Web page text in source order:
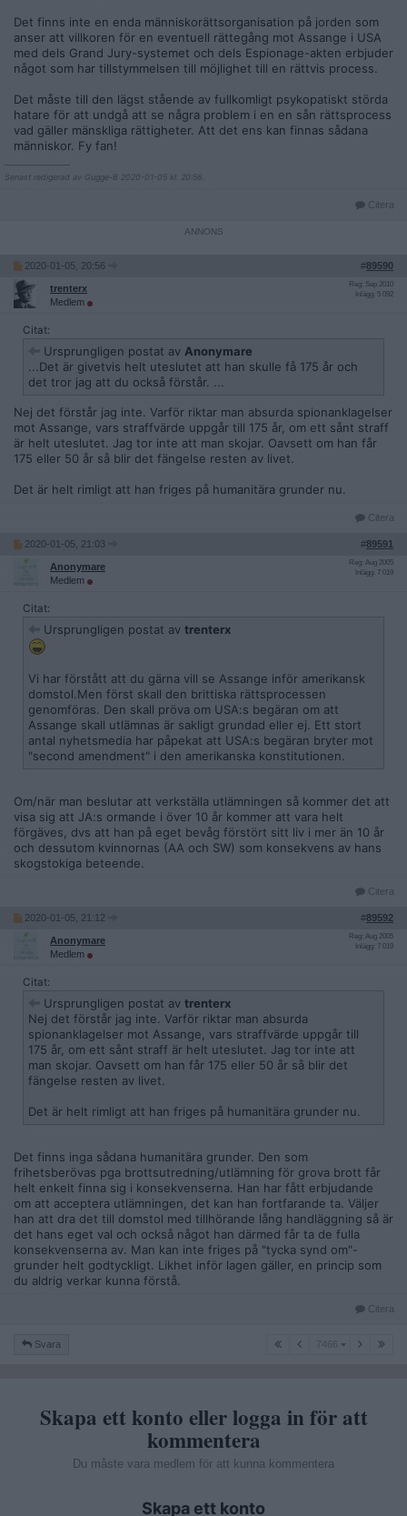
Det finns inte en enda människorättsorganisation på jorden som
anser att villkoren för en eventuell rättegång mot Assange i USA
med dels Grand Jury-systemet och dels Espionage-akten erbjuder
något som har tillstymmelsen till möjlighet till en rättvis process.
Det måste till den lägst stående av fullkomligt psykopatiskt störda
hatare för att undgå att se några problem i en en sån rättsprocess
vad gäller mänskliga rättigheter. Att det ens kan finnas sådana
människor. Fy fan!
Senast redigerad av Gugge-B 2020-01-05 kl. 20:56.
Citera
2020-01-05, 20:56 #89590
trenterx
Medlem
Reg: Sep 2010
Inlägg: 5 092
Citat:
Ursprungligen postat av Anonymare
...Det är givetvis helt uteslutet att han skulle få 175 år och
det tror jag att du också förstår. ...
Nej det förstår jag inte. Varför riktar man absurda spionanklagelser
mot Assange, vars straffvärde uppgår till 175 år, om ett sånt straff
är helt uteslutet. Jag tor inte att man skojar. Oavsett om han får
175 eller 50 år så blir det fängelse resten av livet.
Det är helt rimligt att han friges på humanitära grunder nu.
Citera
2020-01-05, 21:03 #89591
Anonymare
Medlem
Reg: Aug 2005
Inlägg: 7 019
Citat:
Ursprungligen postat av trenterx
Vi har förstått att du gärna vill se Assange inför amerikansk
domstol.Men först skall den brittiska rättsprocessen
genomföras. Den skall pröva om USA:s begäran om att
Assange skall utlämnas är sakligt grundad eller ej. Ett stort
antal nyhetsmedia har påpekat att USA:s begäran bryter mot
"second amendment" i den amerikanska konstitutionen.
Om/när man beslutar att verkställa utlämningen så kommer det att
visa sig att JA:s ormande i över 10 år kommer att vara helt
förgäves, dvs att han på eget bevåg förstört sitt liv i mer än 10 år
och dessutom kvinnornas (AA och SW) som konsekvens av hans
skogstokiga beteende.
Citera
2020-01-05, 21:12 #89592
Anonymare
Medlem
Reg: Aug 2005
Inlägg: 7 019
Citat:
Ursprungligen postat av trenterx
Nej det förstår jag inte. Varför riktar man absurda
spionanklagelser mot Assange, vars straffvärde uppgår till
175 år, om ett sånt straff är helt uteslutet. Jag tor inte att
man skojar. Oavsett om han får 175 eller 50 år så blir det
fängelse resten av livet.
Det är helt rimligt att han friges på humanitära grunder nu.
Det finns inga sådana humanitära grunder. Den som
frihetsberövas pga brottsutredning/utlämning för grova brott får
helt enkelt finna sig i konsekvenserna. Han har fått erbjudande
om att acceptera utlämningen, det kan han fortfarande ta. Väljer
han att dra det till domstol med tillhörande lång handläggning så är
det hans eget val och också något han därmed får ta de fulla
konsekvenserna av. Man kan inte friges på "tycka synd om"-
grunder helt godtyckligt. Likhet inför lagen gäller, en princip som
du aldrig verkar kunna förstå.
Citera
Svara 7466 7466
Skapa ett konto eller logga in för att
kommentera
Du måste vara medlem för att kunna kommentera
Skapa ett konto